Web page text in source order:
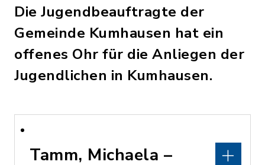
Die Jugendbeauftragte der
Gemeinde Kumhausen hat ein
offenes Ohr für die Anliegen der
Jugendlichen in Kumhausen.
Tamm, Michaela –